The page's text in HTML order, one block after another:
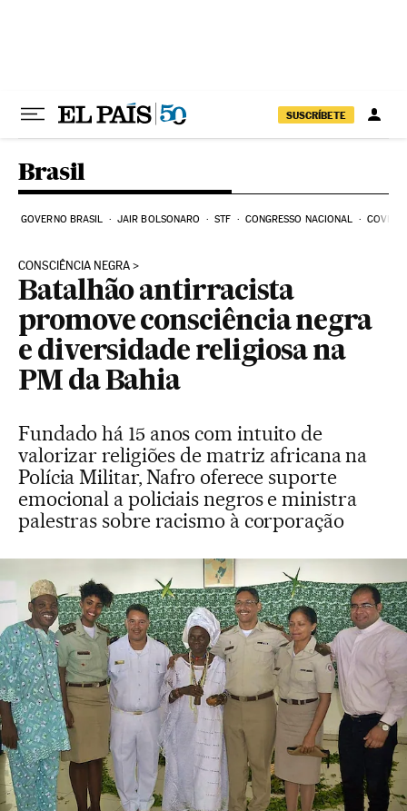
SUSCRÍBETE
Brasil
GOVERNO BRASIL JAIR BOLSONARO STF CONGRESSO NACIONAL COVID-
CONSCIÊNCIA NEGRA
Batalhão antirracista
promove consciência negra
e diversidade religiosa na
PM da Bahia
Fundado há 15 anos com intuito de
valorizar religiões de matriz africana na
Polícia Militar, Nafro oferece suporte
emocional a policiais negros e ministra
palestras sobre racismo à corporação